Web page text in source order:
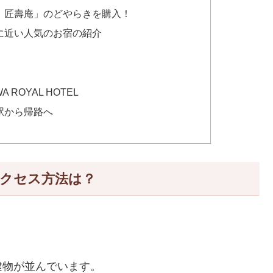
壽庵」のどやらきを購入！
い人気のお宿の紹介
ROYAL HOTEL
から帰路へ
セス方法は？
が並んでいます。